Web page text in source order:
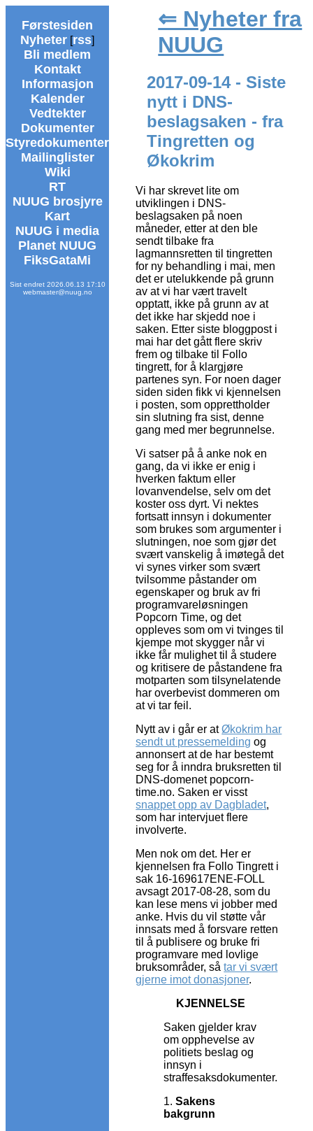
Førstesiden
Nyheter [rss]
Bli medlem
Kontakt
Informasjon
Kalender
Vedtekter
Dokumenter
Styredokumenter
Mailinglister
Wiki
RT
NUUG brosjyre
Kart
NUUG i media
Planet NUUG
FiksGataMi
Sist endret 2026.06.13 17:10
webmaster@nuug.no
⇐ Nyheter fra
NUUG
2017-09-14 - Siste
nytt i DNS-
beslagsaken - fra
Tingretten og
Økokrim
Vi har skrevet lite om
utviklingen i DNS-
beslagsaken på noen
måneder, etter at den ble
sendt tilbake fra
lagmannsretten til tingretten
for ny behandling i mai, men
det er utelukkende på grunn
av at vi har vært travelt
opptatt, ikke på grunn av at
det ikke har skjedd noe i
saken. Etter siste bloggpost i
mai har det gått flere skriv
frem og tilbake til Follo
tingrett, for å klargjøre
partenes syn. For noen dager
siden siden fikk vi kjennelsen
i posten, som opprettholder
sin slutning fra sist, denne
gang med mer begrunnelse.
Vi satser på å anke nok en
gang, da vi ikke er enig i
hverken faktum eller
lovanvendelse, selv om det
koster oss dyrt. Vi nektes
fortsatt innsyn i dokumenter
som brukes som argumenter i
slutningen, noe som gjør det
svært vanskelig å imøtegå det
vi synes virker som svært
tvilsomme påstander om
egenskaper og bruk av fri
programvareløsningen
Popcorn Time, og det
oppleves som om vi tvinges til
kjempe mot skygger når vi
ikke får mulighet til å studere
og kritisere de påstandene fra
motparten som tilsynelatende
har overbevist dommeren om
at vi tar feil.
Nytt av i går er atØkokrim har
sendt ut pressemelding og
annonsert at de har bestemt
seg for å inndra bruksretten til
DNS-domenet popcorn-
time.no. Saken er visst
snappet opp av Dagbladet,
som har intervjuet flere
involverte.
Men nok om det. Her er
kjennelsen fra Follo Tingrett i
sak 16-169617ENE-FOLL
avsagt 2017-08-28, som du
kan lese mens vi jobber med
anke. Hvis du vil støtte vår
innsats med å forsvare retten
til å publisere og bruke fri
programvare med lovlige
bruksområder, såtar vi svært
gjerne imot donasjoner.
KJENNELSE
Saken gjelder krav
om opphevelse av
politiets beslag og
innsyn i
straffesaksdokumenter.
1.Sakens
bakgrunn